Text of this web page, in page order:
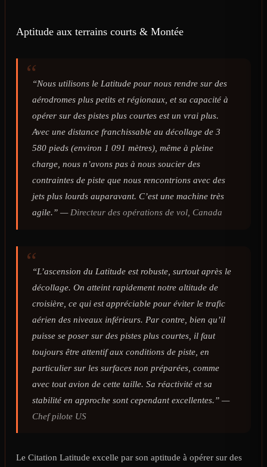
Aptitude aux terrains courts & Montée
“Nous utilisons le Latitude pour nous rendre sur des
aérodromes plus petits et régionaux, et sa capacité à
opérer sur des pistes plus courtes est un vrai plus.
Avec une distance franchissable au décollage de 3
580 pieds (environ 1 091 mètres), même à pleine
charge, nous n’avons pas à nous soucier des
contraintes de piste que nous rencontrions avec des
jets plus lourds auparavant. C’est une machine très
agile.” —Directeur des opérations de vol, Canada
“L’ascension du Latitude est robuste, surtout après le
décollage. On atteint rapidement notre altitude de
croisière, ce qui est appréciable pour éviter le trafic
aérien des niveaux inférieurs. Par contre, bien qu’il
puisse se poser sur des pistes plus courtes, il faut
toujours être attentif aux conditions de piste, en
particulier sur les surfaces non préparées, comme
avec tout avion de cette taille. Sa réactivité et sa
stabilité en approche sont cependant excellentes.” —
Chef pilote US
Le Citation Latitude excelle par son aptitude à opérer sur des